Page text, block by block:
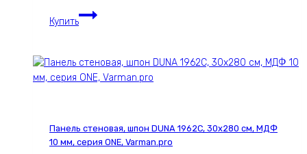
Купить
Панель
стеновая,
ESPRESSO
МДФ
10
Панель стеновая, шпон DUNA 1962С, 30х280 см, МДФ
10 мм, серия ONE, Varman.pro